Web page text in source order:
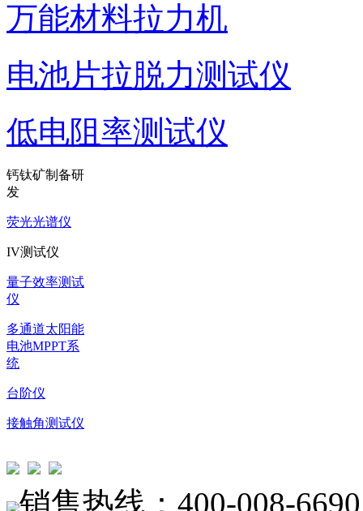
万能材料拉力机
电池片拉脱力测试仪
低电阻率测试仪
钙钛矿制备研
发
荧光光谱仪
IV测试仪
量子效率测试
仪
多通道太阳能
电池MPPT系
统
台阶仪
接触角测试仪
销售热线：400-008-6690